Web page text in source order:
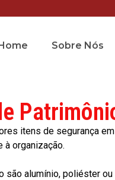
Sobre Nós
itens de segurança
organização.
são alumínio, poliéster